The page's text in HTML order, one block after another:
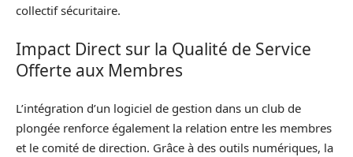
collectif sécuritaire.
Impact Direct sur la Qualité de Service
Offerte aux Membres
L’intégration d’un logiciel de gestion dans un club de
plongée renforce également la relation entre les membres
et le comité de direction. Grâce à des outils numériques, la